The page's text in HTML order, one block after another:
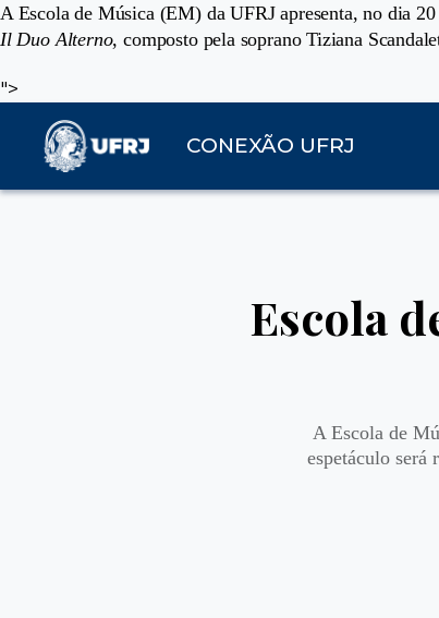
A Escola de Música (EM) da UFRJ apresenta, no dia
Il Duo Alterno, composto pela soprano Tiziana
">
CONEXÃO UFRJ
Escola
A Escola de
espetáculo será